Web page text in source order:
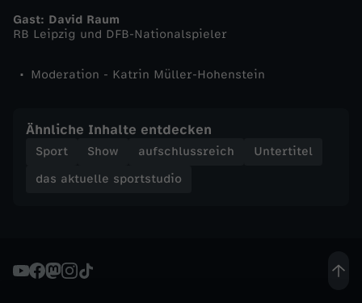
d
-
d
s
Gast: David Raum
RB Leipzig und DFB-Nationalspieler
Moderation - Katrin Müller-Hohenstein
Ähnliche Inhalte entdecken
Sport Show aufschlussreich
Untertitel
das aktuelle sportstudio